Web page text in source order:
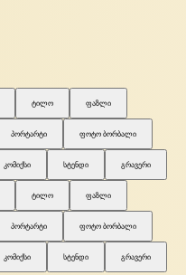
ტილო ფაზლი
პორტარტი ფოტო ბორბალი
კომიქსი სტენდი გრავერი
ტილო ფაზლი
პორტარტი ფოტო ბორბალი
კომიქსი სტენდი გრავერი